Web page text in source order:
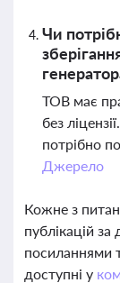
Чи
ТОВ має
без
потрібно
Джерело
Кожне з
публікацій
посиланнями
доступні у